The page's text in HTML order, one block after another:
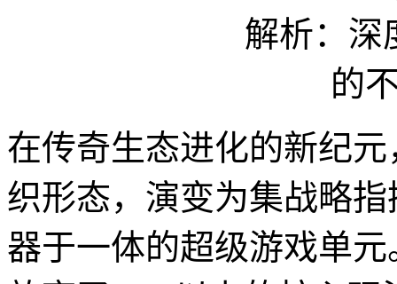
在传奇生态进化的新纪
织形态，演变为集战略
器于一体的超级游戏单